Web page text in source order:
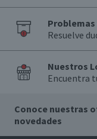
Resuelve
Nuestros
Encuentra
Conoce nuestras
novedades